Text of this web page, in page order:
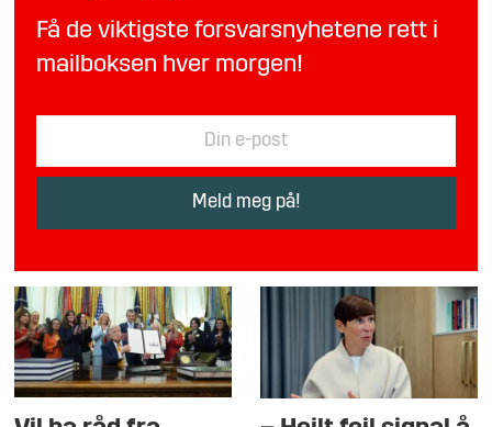
Få de viktigste forsvarsnyhetene rett i
mailboksen hver morgen!